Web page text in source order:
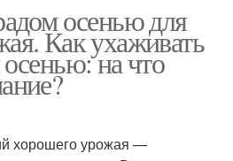
осенью для
Как ухаживать
на что
хорошего урожая —